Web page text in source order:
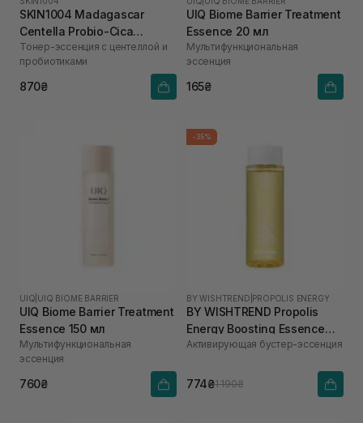
SKIN1004 Madagascar
Centella Probio-Cica
Essense Toner 210 мл
Тонер-эссенция с центеллой и
пробиотиками
870₴
UIQ Biome Barrier Treatment
Essence 20 мл
Мультифункциональная
эссенция
165₴
UIQ UIQ BIOME BARRIER
UIQ Biome Barrier Treatment
Essence 150 мл
Мультифункциональная
эссенция
760₴
-35%
BY WISHTREND PROPOLIS ENERGY
BY WISHTREND Propolis
Energy Boosting Essence
100 мл
Активирующая бустер-эссенция
774₴1 190₴